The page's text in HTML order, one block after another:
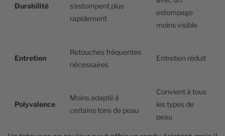
Durabilité
s’estompent plus
rapidement
estompage
moins visible
Entretien
Retouches fréquentes
nécessaires
Entretien réduit
Polyvalence
Moins adapté à
certains tons de peau
Convient à tous
les types de
peau